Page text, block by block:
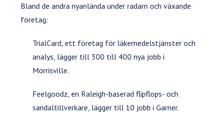
Bland de andra nyanlända under radarn och växande
företag:
TrialCard, ett företag för läkemedelstjänster och
analys, lägger till 300 till 400 nya jobb i
Morrisville.
Feelgoodz, en Raleigh-baserad flipflops- och
sandaltillverkare, lägger till 10 jobb i Garner.